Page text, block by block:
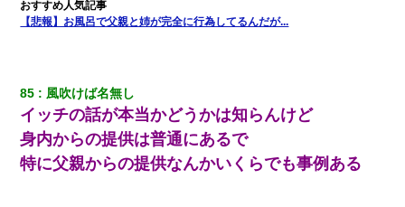
【悲報】お風呂で父親と姉が完全に行為してるんだが...
85 風吹けば名無し
イッチの話が本当かどうかは知らんけど
身内からの提供は普通にあるで
特に父親からの提供なんかいくらでも事例ある